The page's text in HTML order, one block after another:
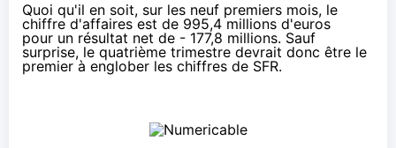
Quoi qu'il en soit, sur les neuf premiers mois, le
chiffre d'affaires est de 995,4 millions d'euros
pour un résultat net de - 177,8 millions. Sauf
surprise, le quatrième trimestre devrait donc être le
premier à englober les chiffres de SFR.